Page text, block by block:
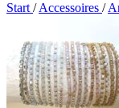
Start / Accessoires /